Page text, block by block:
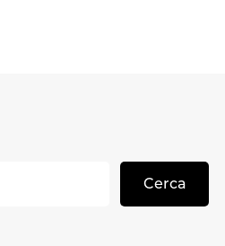
Cerca